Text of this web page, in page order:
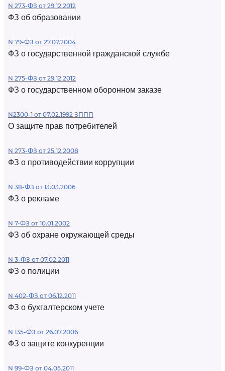
N 273-ФЗ от 29.12.2012
ФЗ об образовании
N 79-ФЗ от 27.07.2004
ФЗ о государственной гражданской службе
N 275-ФЗ от 29.12.2012
ФЗ о государственном оборонном заказе
N2300-1 от 07.02.1992 ЗППП
О защите прав потребителей
N 273-ФЗ от 25.12.2008
ФЗ о противодействии коррупции
N 38-ФЗ от 13.03.2006
ФЗ о рекламе
N 7-ФЗ от 10.01.2002
ФЗ об охране окружающей среды
N 3-ФЗ от 07.02.2011
ФЗ о полиции
N 402-ФЗ от 06.12.2011
ФЗ о бухгалтерском учете
N 135-ФЗ от 26.07.2006
ФЗ о защите конкуренции
N 99-ФЗ от 04.05.2011